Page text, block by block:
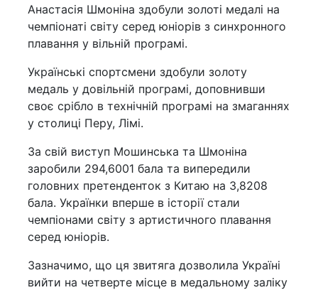
Анастасія Шмоніна здобули золоті медалі на
чемпіонаті світу серед юніорів з синхронного
плавання у вільній програмі.
Українські спортсмени здобули золоту
медаль у довільній програмі, доповнивши
своє срібло в технічній програмі на змаганнях
у столиці Перу, Лімі.
За свій виступ Мошинська та Шмоніна
заробили 294,6001 бала та випередили
головних претенденток з Китаю на 3,8208
бала. Українки вперше в історії стали
чемпіонами світу з артистичного плавання
серед юніорів.
Зазначимо, що ця звитяга дозволила Україні
вийти на четверте місце в медальному заліку